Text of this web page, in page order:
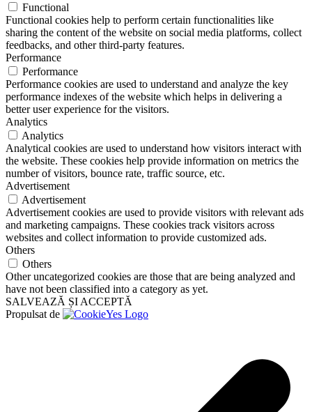
Functional
Functional cookies help to perform certain functionalities like
sharing the content of the website on social media platforms, collect
feedbacks, and other third-party features.
Performance
Performance
Performance cookies are used to understand and analyze the key
performance indexes of the website which helps in delivering a
better user experience for the visitors.
Analytics
Analytics
Analytical cookies are used to understand how visitors interact with
the website. These cookies help provide information on metrics the
number of visitors, bounce rate, traffic source, etc.
Advertisement
Advertisement
Advertisement cookies are used to provide visitors with relevant ads
and marketing campaigns. These cookies track visitors across
websites and collect information to provide customized ads.
Others
Others
Other uncategorized cookies are those that are being analyzed and
have not been classified into a category as yet.
SALVEAZĂ ȘI ACCEPTĂ
Propulsat de